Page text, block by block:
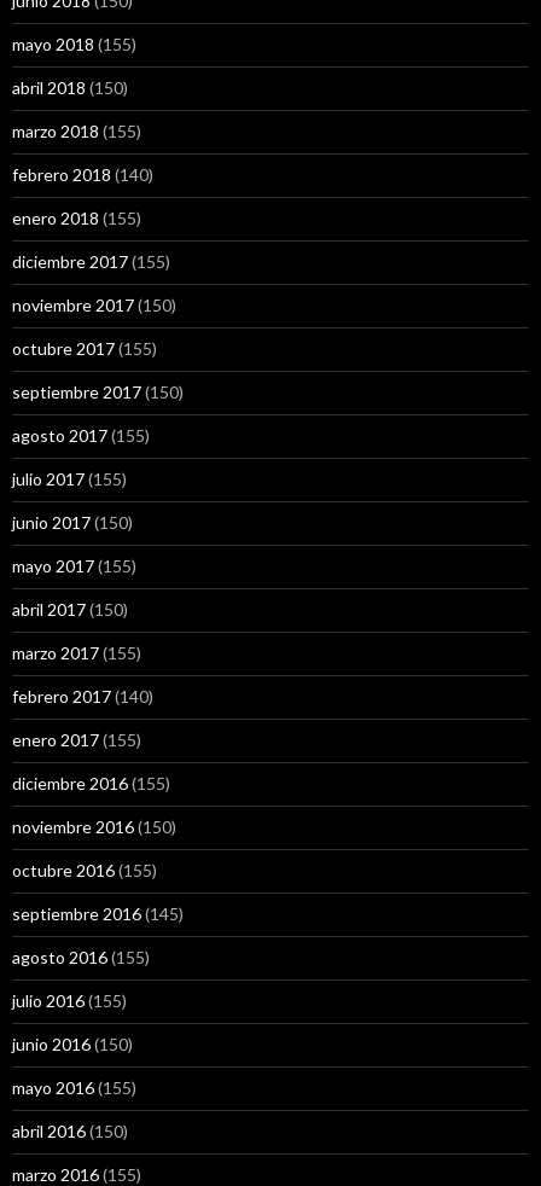
mayo 2018 (155)
abril 2018 (150)
marzo 2018 (155)
febrero 2018 (140)
enero 2018 (155)
diciembre 2017(155)
noviembre 2017(150)
octubre 2017(155)
septiembre 2017(150)
agosto 2017(155)
julio 2017(155)
junio 2017(150)
mayo 2017(155)
abril 2017(150)
marzo 2017(155)
febrero 2017(140)
enero 2017(155)
diciembre 2016(155)
noviembre 2016(150)
octubre 2016(155)
septiembre 2016(145)
agosto 2016(155)
julio 2016(155)
junio 2016(150)
mayo 2016(155)
abril 2016(150)
marzo 2016(155)